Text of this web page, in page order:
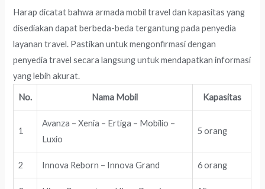
Harap dicatat bahwa armada mobil travel dan kapasitas yang
disediakan dapat berbeda-beda tergantung pada penyedia
layanan travel. Pastikan untuk mengonfirmasi dengan
penyedia travel secara langsung untuk mendapatkan informasi
yang lebih akurat.
No. Nama Mobil Kapasitas
1
Avanza – Xenia – Ertiga – Mobilio –
Luxio
5 orang
2 Innova Reborn – Innova Grand 6 orang